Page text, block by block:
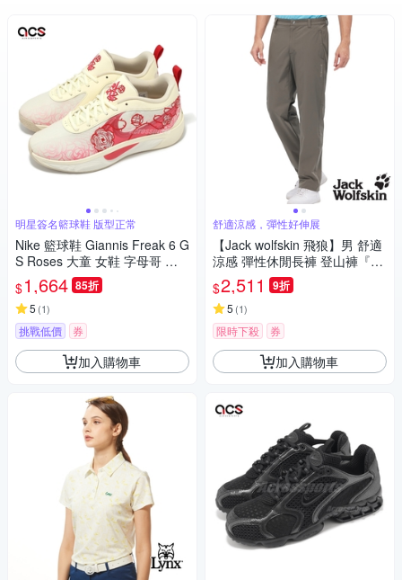
明星簽名籃球鞋 版型正常
Nike 籃球鞋 Giannis Freak 6 G
S Roses 大童 女鞋 字母哥 玫
瑰 米白 刺繡 HM4216-100
$1,664 85折
5 (1)
挑戰低價 券
加入購物車
舒適涼感，彈性好伸展
【Jack wolfskin 飛狼】男 舒適
涼感 彈性休閒長褲 登山褲『深
棕』
$2,511 9折
5 (1)
限時下殺 券
加入購物車